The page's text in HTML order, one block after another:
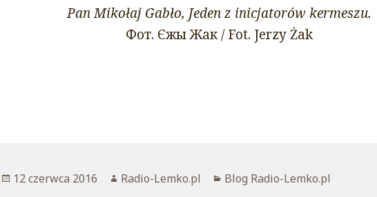
Pan Mikołaj Gabło, Jeden z inicjatorów kermeszu.
Фот. Єжы Жак / Fot. Jerzy Żak
Opublikowano
12 czerwca 2016 Autor
Radio-Lemko.pl Kategorie
Blog Radio-Lemko.pl